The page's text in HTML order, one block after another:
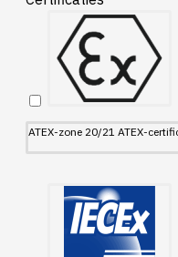
ATEX-zone 20/21 ATEX-